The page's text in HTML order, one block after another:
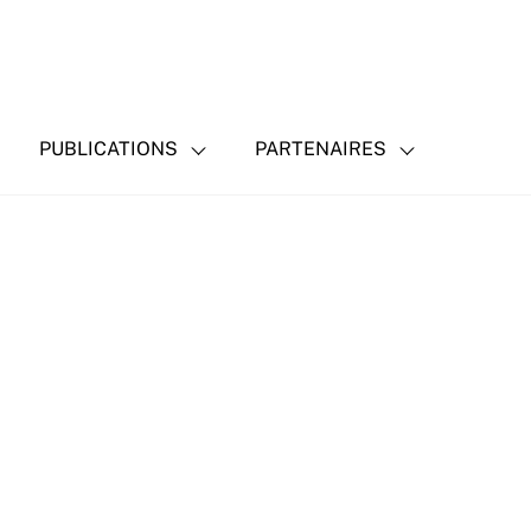
PUBLICATIONS PARTENAIRES